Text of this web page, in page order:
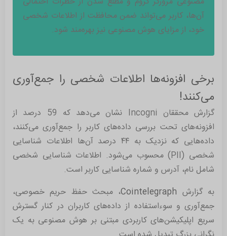
آن‌ها، کاربر می‌تواند ضمن محافظت از اطلاعات شخصی
خود، از مزایای هوش مصنوعی نیز بهره‌مند شود.
برخی افزونه‌ها اطلاعات شخصی را جمع‌آوری
می‌کنند!
گزارش محققان Incogni نشان می‌دهد که 59 درصد از
افزونه‌های تحت بررسی داده‌های کاربر را جمع‌آوری می‌کنند،
داده‌هایی که نزدیک به ۴۴ درصد آن‌ها اطلاعات شناسایی
شخصی (PII) محسوب می‌شود. اطلاعات شناسایی شخصی
شامل نام، آدرس و شماره شناسایی کاربر است.
به گزارش Cointelegraph، مبحث حفظ حریم خصوصی،
جمع‌آوری و سوءاستفاده از داده‌های کاربران در کنار گسترش
سریع اپلیکیشن‌های کاربردی مبتنی بر هوش مصنوعی به یک